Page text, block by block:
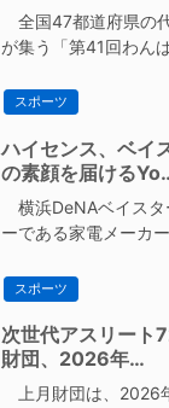
全国47都道府県の
が集う「第41回わん
スポーツ
ハイセンス、ベイ
の素顔を届ける
横浜DeNAベイスタ
ーである家電メーカ
スポーツ
次世代アスリー
財団、2026年…
上月財団は、2026